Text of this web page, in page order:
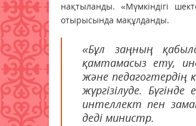
нақтыланды. «Мүмкіндігі
отырысында мақұлданды.
«Бұл заңның
қамтамасыз ету,
және педагогтердің
жүргізілуде.
интеллект пен
деді министр.